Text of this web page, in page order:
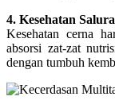
4. Kesehatan
Kesehatan cerna
absorsi zat-zat
dengan tumbuh